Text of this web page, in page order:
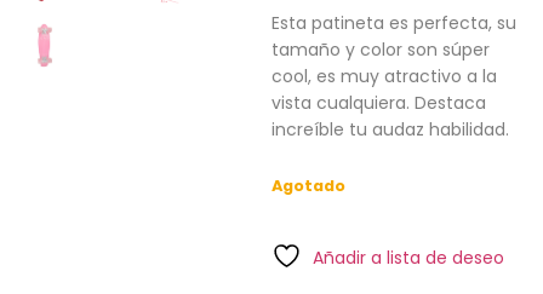
Esta patineta es perfecta, su
tamaño y color son súper
cool, es muy atractivo a la
vista cualquiera. Destaca
increíble tu audaz habilidad.
Agotado
Añadir a lista de deseo